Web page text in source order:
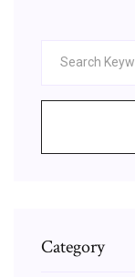
Category